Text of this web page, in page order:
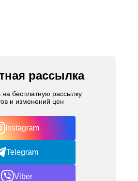
рассылка
бесплатную рассылку
и изменений цен
Instagram
Telegram
Viber